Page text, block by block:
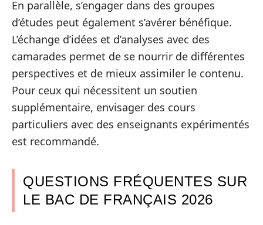
En parallèle, s’engager dans des groupes
d’études peut également s’avérer bénéfique.
L’échange d’idées et d’analyses avec des
camarades permet de se nourrir de différentes
perspectives et de mieux assimiler le contenu.
Pour ceux qui nécessitent un soutien
supplémentaire, envisager des cours
particuliers avec des enseignants expérimentés
est recommandé.
QUESTIONS FRÉQUENTES SUR
LE BAC DE FRANÇAIS 2026